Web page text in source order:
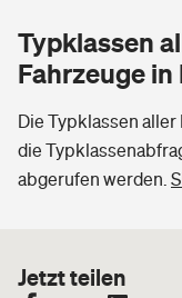
Typklassen
Fahrzeuge
Die Typklassen
die
abgerufen werden.
Jetzt teilen